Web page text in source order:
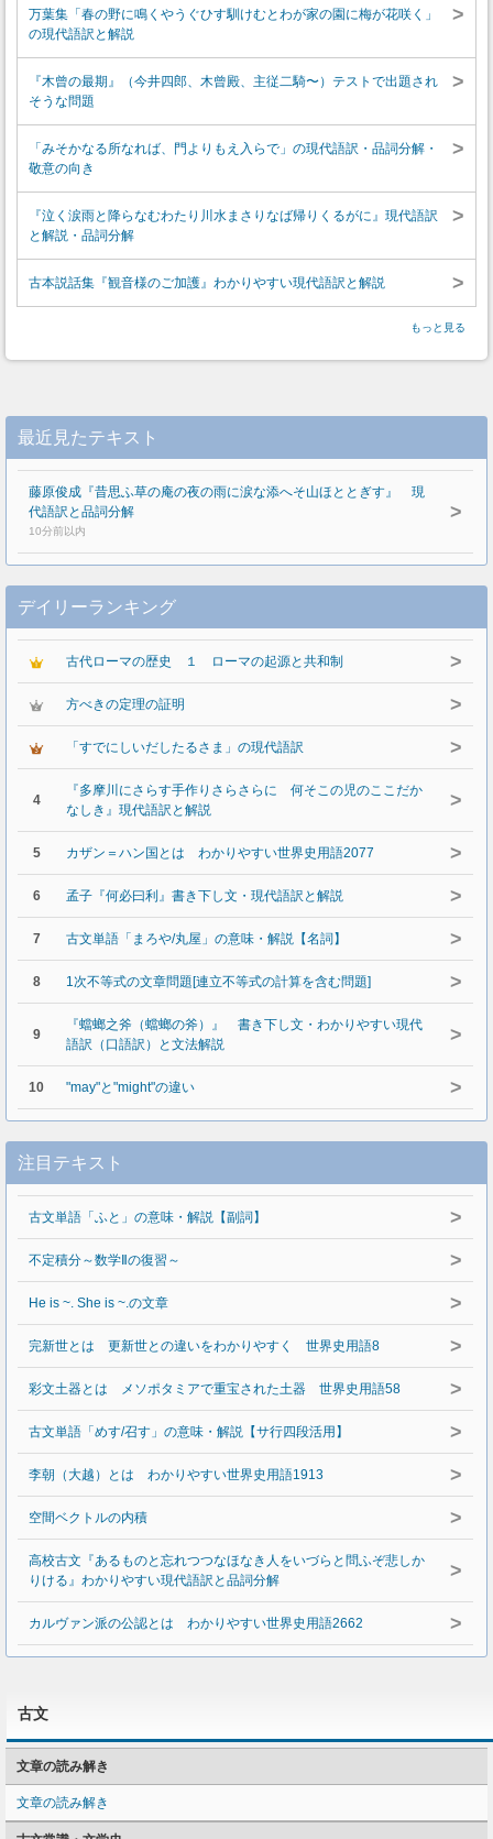
万葉集「春の野に鳴くやうぐひす馴けむとわが家の園に梅が花咲く」
の現代語訳と解説
>
『木曾の最期』（今井四郎、木曾殿、主従二騎〜）テストで出題され
そうな問題
>
「みそかなる所なれば、門よりもえ入らで」の現代語訳・品詞分解・
敬意の向き
>
『泣く涙雨と降らなむわたり川水まさりなば帰りくるがに』現代語訳
と解説・品詞分解
>
古本説話集『観音様のご加護』わかりやすい現代語訳と解説 >
もっと見る
最近見たテキスト
藤原俊成『昔思ふ草の庵の夜の雨に涙な添へそ山ほととぎす』 現
代語訳と品詞分解
10分前以内
>
デイリーランキング
古代ローマの歴史 １ ローマの起源と共和制 >
方べきの定理の証明 >
「すでにしいだしたるさま」の現代語訳 >
4
『多摩川にさらす手作りさらさらに 何そこの児のここだか
なしき』現代語訳と解説
>
5 カザン＝ハン国とは わかりやすい世界史用語2077 >
6 孟子『何必曰利』書き下し文・現代語訳と解説 >
7 古文単語「まろや/丸屋」の意味・解説【名詞】 >
8 1次不等式の文章問題[連立不等式の計算を含む問題] >
9
『蟷螂之斧（蟷螂の斧）』 書き下し文・わかりやすい現代
語訳（口語訳）と文法解説
>
10 "may"と"might"の違い >
注目テキスト
古文単語「ふと」の意味・解説【副詞】 >
不定積分～数学Ⅱの復習～ >
He is ~. She is ~.の文章 >
完新世とは 更新世との違いをわかりやすく 世界史用語8 >
彩文土器とは メソポタミアで重宝された土器 世界史用語58 >
古文単語「めす/召す」の意味・解説【サ行四段活用】 >
李朝（大越）とは わかりやすい世界史用語1913 >
空間ベクトルの内積 >
高校古文『あるものと忘れつつなほなき人をいづらと問ふぞ悲しか
りける』わかりやすい現代語訳と品詞分解
>
カルヴァン派の公認とは わかりやすい世界史用語2662 >
古文
文章の読み解き
文章の読み解き